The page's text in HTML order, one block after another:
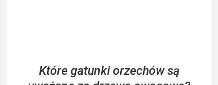
uważane za drzewa owocowe?
Orzechy, ze względu na swoją charakterystyczną naturę,